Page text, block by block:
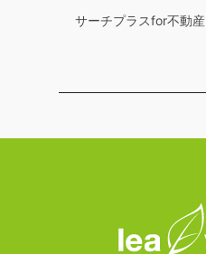
サーチプラスfor不動産